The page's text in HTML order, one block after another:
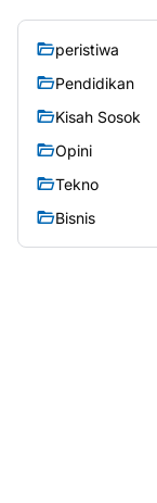
peristiwa
Pendidikan
Kisah Sosok
Opini
Tekno
Bisnis